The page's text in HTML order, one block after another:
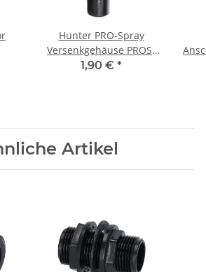
Hunter PRO-Spray
Versenkgehäuse PROS-
04 Hub 10 cm
1,90 € *
Artikel